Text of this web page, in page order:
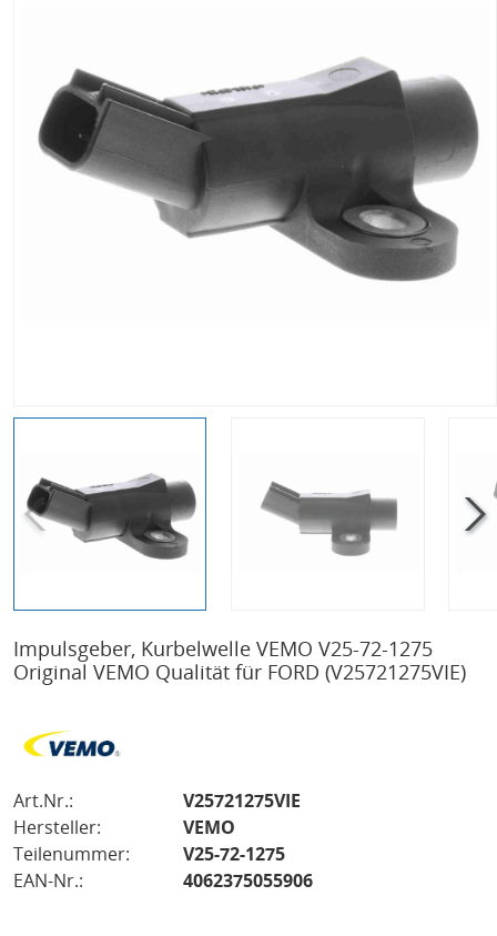
Impulsgeber, Kurbelwelle VEMO V25-72-1275
Original VEMO Qualität für FORD (V25721275VIE)
Art.Nr.:
V25721275VIE
Hersteller:
VEMO
Teilenummer:
V25-72-1275
EAN-Nr.:
4062375055906